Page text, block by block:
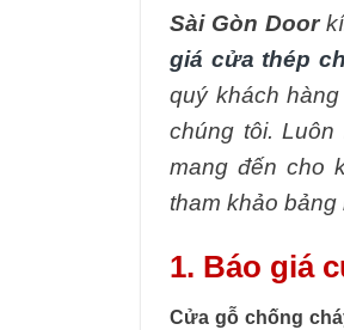
Sài Gòn Door
giá cửa thép
quý khách
chúng tôi.
mang đến cho
tham khảo bảng
1. Báo giá
Cửa gỗ chống